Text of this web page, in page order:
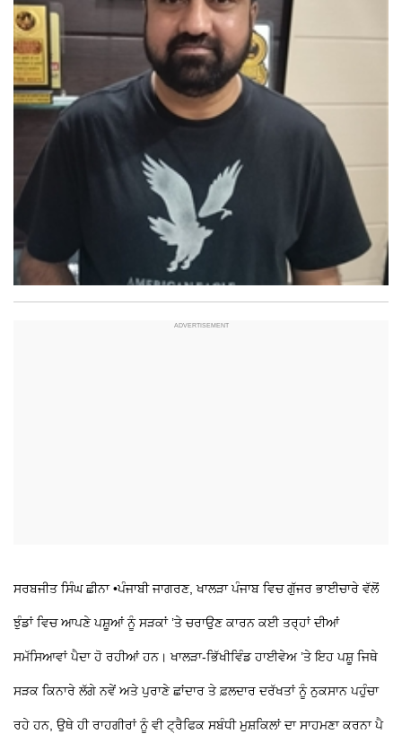
ਸਰਬਜੀਤ ਸਿੰਘ ਛੀਨਾ •ਪੰਜਾਬੀ ਜਾਗਰਣ, ਖਾਲੜਾਪੰਜਾਬ ਵਿਚ ਗੁੱਜਰ ਭਾਈਚਾਰੇ ਵੱਲੋਂ
ਝੁੰਡਾਂ ਵਿਚ ਆਪਣੇ ਪਸ਼ੂਆਂ ਨੂੰ ਸੜਕਾਂ ’ਤੇ ਚਰਾਉਣ ਕਾਰਨ ਕਈ ਤਰ੍ਹਾਂ ਦੀਆਂ
ਸਮੱਸਿਆਵਾਂ ਪੈਦਾ ਹੋ ਰਹੀਆਂ ਹਨ। ਖਾਲੜਾ-ਭਿੱਖੀਵਿੰਡ ਹਾਈਵੇਅ ’ਤੇ ਇਹ ਪਸ਼ੂ ਜਿਥੇ
ਸੜਕ ਕਿਨਾਰੇ ਲੱਗੇ ਨਵੇਂ ਅਤੇ ਪੁਰਾਣੇ ਛਾਂਦਾਰ ਤੇ ਫ਼ਲਦਾਰ ਦਰੱਖਤਾਂ ਨੂੰ ਨੁਕਸਾਨ ਪਹੁੰਚਾ
ਰਹੇ ਹਨ, ਉਥੇ ਹੀ ਰਾਹਗੀਰਾਂ ਨੂੰ ਵੀ ਟ੍ਰੈਫਿਕ ਸਬੰਧੀ ਮੁਸ਼ਕਿਲਾਂ ਦਾ ਸਾਹਮਣਾ ਕਰਨਾ ਪੈ